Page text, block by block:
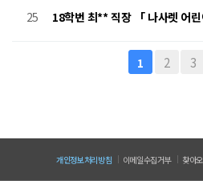
25 18학번 최** 직장 「 나사렛 어
1 2 3
개인정보처리방침 이메일수집거부 찾아